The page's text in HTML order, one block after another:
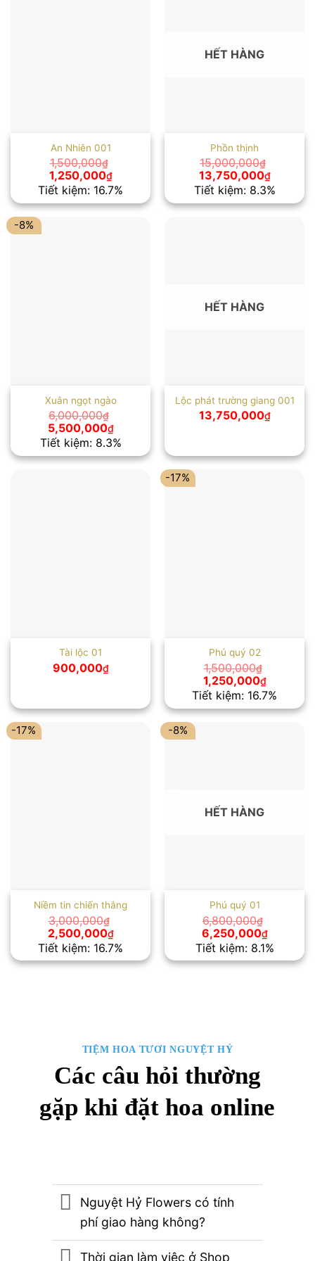
An Nhiên 001
1,500,000₫
Giá
gốc
là:
1,500,000₫.
1,250,000₫Giá
hiện
tại
là:
Tiết kiệm: 16.7%
HẾT HÀNG
Phồn thịnh
15,000,000₫
Giá
gốc
là:
15,000,000₫.
13,750,000₫Giá
hiện
tại
là:
Tiết kiệm: 8.3%
-8%
Xuân ngọt ngào
6,000,000₫
Giá
gốc
là:
6,000,000₫.
5,500,000₫Giá
hiện
tại
là:
5,500,000₫.
Tiết kiệm: 8.3%
HẾT HÀNG
Lộc phát trường giang 001
13,750,000₫
Tài lộc 01
900,000₫
-17%
Phú quý 02
1,500,000₫
Giá
gốc
là:
1,500,000₫.
1,250,000₫Giá
hiện
tại
là:
Tiết kiệm: 16.7%
-17%
Niềm tin chiến thắng
3,000,000₫
Giá
gốc
là:
3,000,000₫.
2,500,000₫Giá
hiện
tại
là:
Tiết kiệm: 16.7%
-8%
HẾT HÀNG
Phú quý 01
6,800,000₫
Giá
gốc
là:
6,800,000₫.
6,250,000₫Giá
hiện
tại
là:
Tiết kiệm: 8.1%
TIỆM HOA TƯƠI NGUYỆT HỶ
Các câu hỏi thường
gặp khi đặt hoa online
Nguyệt Hỷ Flowers có tính
phí giao hàng không?
Thời gian làm việc ở Shop